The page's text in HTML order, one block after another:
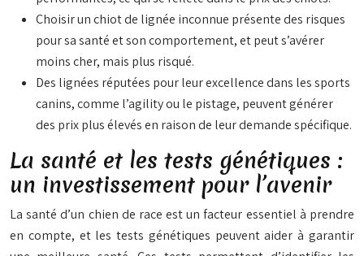
Choisir un chiot de lignée inconnue présente des risques
pour sa santé et son comportement, et peut s’avérer
moins cher, mais plus risqué.
Des lignées réputées pour leur excellence dans les sports
canins, comme l’agility ou le pistage, peuvent générer
des prix plus élevés en raison de leur demande spécifique.
La santé et les tests génétiques :
un investissement pour l’avenir
La santé d’un chien de race est un facteur essentiel à prendre
en compte, et les tests génétiques peuvent aider à garantir